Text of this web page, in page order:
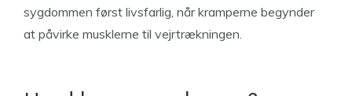
sygdommen først livsfarlig, når kramperne begynder
at påvirke musklerne til vejrtrækningen.